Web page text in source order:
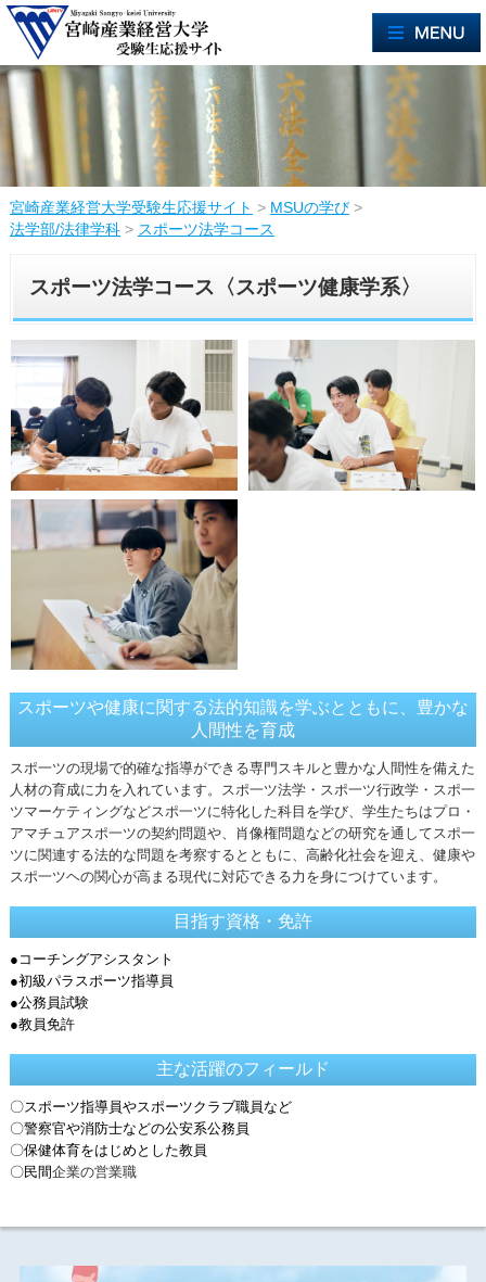
宮崎産業経営大学受験生応援サイト > MSUの学び >
法学部/法律学科 > スポーツ法学コース
スポーツ法学コース〈スポーツ健康学系〉
スポーツや健康に関する法的知識を学ぶとともに、豊かな
人間性を育成
スポ一ツの現場で的確な指導ができる専門スキルと豊かな人間性を備えた
人材の育成に力を入れています。スポ一ツ法学・スポ一ツ行政学・スポ一
ツマーケティングなどスポ一ツに特化した科目を学び、学生たちはプロ・
アマチュアスポ一ツの契約問題や、肖像権問題などの研究を通してスポ一
ツに関連する法的な問題を考察するとともに、高齢化社会を迎え、健康や
スポ一ツヘの関心が高まる現代に対応できる力を身につけています。
目指す資格・免許
●コーチングアシスタント
●初級パラスポーツ指導員
●公務員試験
●教員免許
主な活躍のフィールド
〇スポーツ指導員やスポーツクラブ職員など
〇警察官や消防士などの公安系公務員
〇保健体育をはじめとした教員
〇民間企業の営業職